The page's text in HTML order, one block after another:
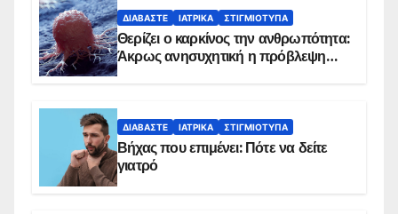
ΔΙΑΒΆΣΤΕ ΙΑΤΡΙΚΆ ΣΤΙΓΜΙΌΤΥΠΑ
Θερίζει ο καρκίνος την ανθρωπότητα:
Άκρως ανησυχητική η πρόβλεψη…
ΔΙΑΒΆΣΤΕ ΙΑΤΡΙΚΆ ΣΤΙΓΜΙΌΤΥΠΑ
Βήχας που επιμένει: Πότε να δείτε
γιατρό